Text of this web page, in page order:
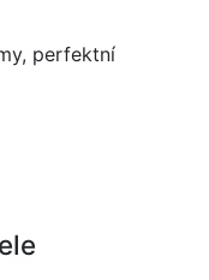
perfektní